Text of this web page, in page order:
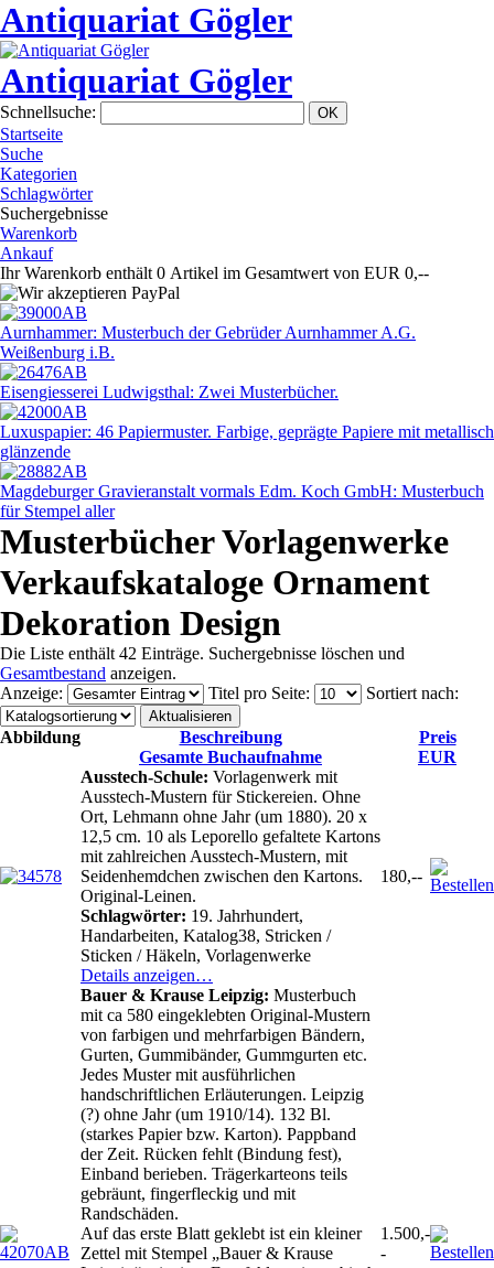
Antiquariat Gögler
Antiquariat Gögler
Schnellsuche:
Startseite
Suche
Kategorien
Schlagwörter
Suchergebnisse
Warenkorb
Ankauf
Ihr Warenkorb enthält 0 Artikel im Gesamtwert von EUR 0,--
Aurnhammer: Musterbuch der Gebrüder Aurnhammer A.G.
Weißenburg i.B.
Eisengiesserei Ludwigsthal: Zwei Musterbücher.
Luxuspapier: 46 Papiermuster. Farbige, geprägte Papiere mit metallisch
glänzende
Magdeburger Gravieranstalt vormals Edm. Koch GmbH: Musterbuch
für Stempel aller
Musterbücher Vorlagenwerke
Verkaufskataloge Ornament
Dekoration Design
Die Liste enthält 42 Einträge. Suchergebnisse löschen und
Gesamtbestand anzeigen.
Anzeige: Titel pro Seite: Sortiert nach:
Abbildung
Beschreibung
Gesamte Buchaufnahme
Preis
EUR
Ausstech-Schule: Vorlagenwerk mit
Ausstech-Mustern für Stickereien. Ohne
Ort, Lehmann ohne Jahr (um 1880). 20 x
12,5 cm. 10 als Leporello gefaltete Kartons
mit zahlreichen Ausstech-Mustern, mit
Seidenhemdchen zwischen den Kartons.
Original-Leinen.
Schlagwörter: 19. Jahrhundert,
Handarbeiten, Katalog38, Stricken /
Sticken / Häkeln, Vorlagenwerke
Details anzeigen…
180,--
Bauer & Krause Leipzig: Musterbuch
mit ca 580 eingeklebten Original-Mustern
von farbigen und mehrfarbigen Bändern,
Gurten, Gummibänder, Gummgurten etc.
Jedes Muster mit ausführlichen
handschriftlichen Erläuterungen. Leipzig
(?) ohne Jahr (um 1910/14). 132 Bl.
(starkes Papier bzw. Karton). Pappband
der Zeit. Rücken fehlt (Bindung fest),
Einband berieben. Trägerkarteons teils
gebräunt, fingerfleckig und mit
Randschäden.
Auf das erste Blatt geklebt ist ein kleiner
Zettel mit Stempel „Bauer & Krause
1.500,-
-